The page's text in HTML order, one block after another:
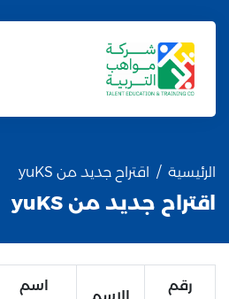
الرئيسية اقتراح جديد من yuKS
اقتراح جديد من yuKS
رقم
اسم